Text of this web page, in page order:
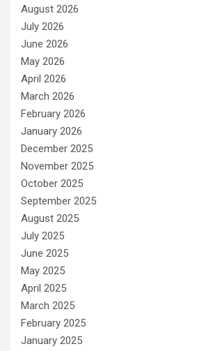
August 2026
July 2026
June 2026
May 2026
April 2026
March 2026
February 2026
January 2026
December 2025
November 2025
October 2025
September 2025
August 2025
July 2025
June 2025
May 2025
April 2025
March 2025
February 2025
January 2025